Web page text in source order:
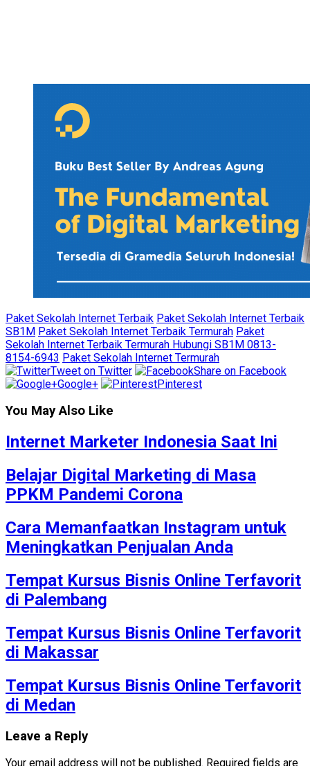
Paket Sekolah Internet Terbaik Paket Sekolah Internet Terbaik
SB1M Paket Sekolah Internet Terbaik Termurah Paket
Sekolah Internet Terbaik Termurah Hubungi SB1M 0813-
8154-6943 Paket Sekolah Internet Termurah
Tweet on Twitter
Share on Facebook
Google+
Pinterest
You May Also Like
Internet Marketer Indonesia Saat Ini
Belajar Digital Marketing di Masa
PPKM Pandemi Corona
Cara Memanfaatkan Instagram untuk
Meningkatkan Penjualan Anda
Tempat Kursus Bisnis Online Terfavorit
di Palembang
Tempat Kursus Bisnis Online Terfavorit
di Makassar
Tempat Kursus Bisnis Online Terfavorit
di Medan
Leave a Reply
Your email address will not be published. Required fields are